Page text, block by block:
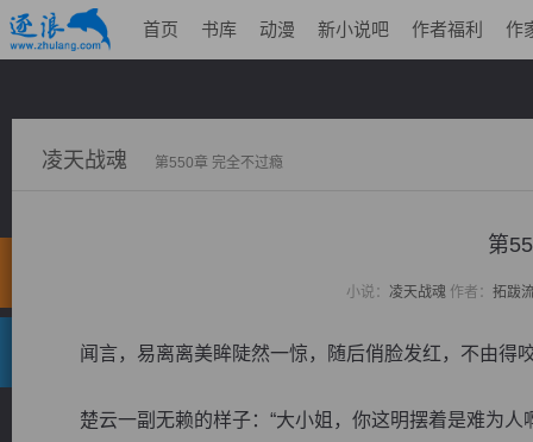
首页 书库 动漫 新小说吧 作者福利 作
凌天战魂 第550章 完全不过瘾
第
小说： 凌天战魂作者： 拓跋
闻言，易离离美眸陡然一惊，随后俏脸发红，不由得
楚云一副无赖的样子：“大小姐，你这明摆着是难为人